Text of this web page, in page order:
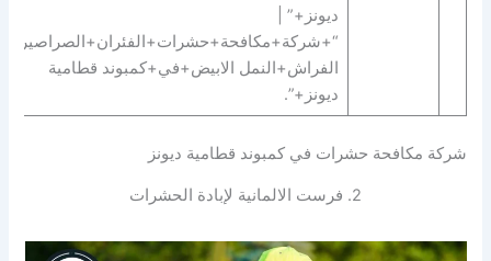
ديونز+” |
الفراش+النمل الابيض+في+كمبوند قطامية
ديونز+”.
شركة مكافحة حشرات في كمبوند قطامية ديونز
2. فرست الالمانية لإبادة الحشرات